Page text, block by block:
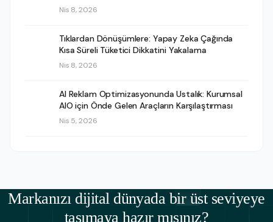
Nis 8, 2026
Tıklardan Dönüşümlere: Yapay Zeka Çağında
Kısa Süreli Tüketici Dikkatini Yakalama
Nis 8, 2026
AI Reklam Optimizasyonunda Ustalık: Kurumsal
AIO için Önde Gelen Araçların Karşılaştırması
Nis 5, 2026
Markanızı dijital dünyada bir üst seviyeye
taşımaya hazır mısınız?